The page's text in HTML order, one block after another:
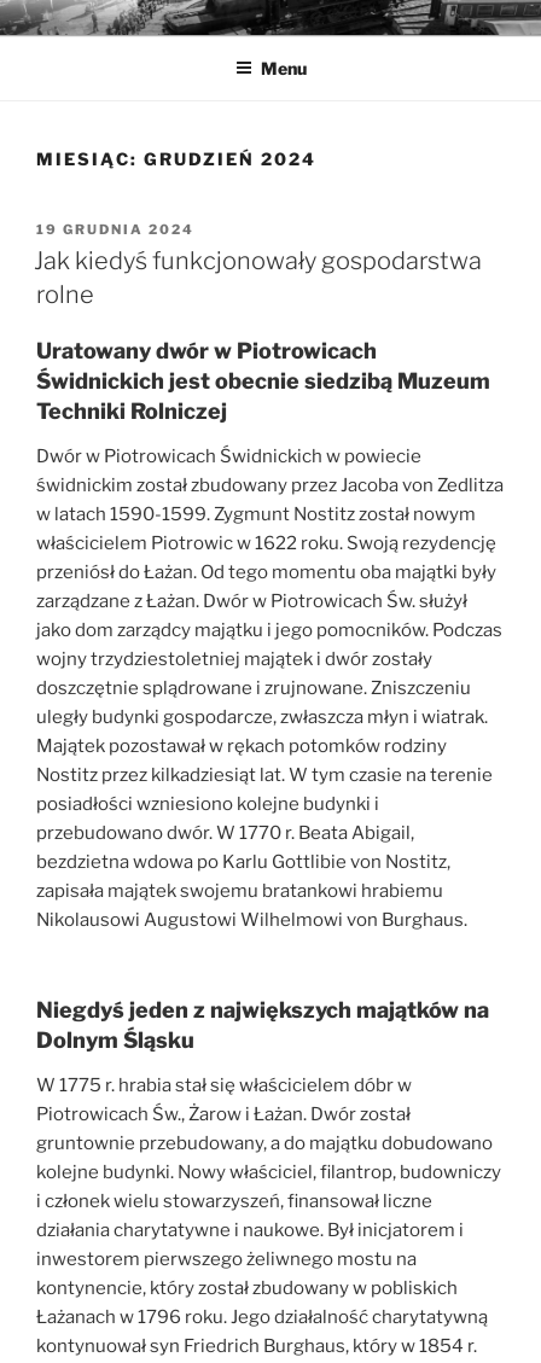
Przejdź
do
MUZEA TECHNIKI
Ochrona zabytków techniki
Menu
MIESIĄC: GRUDZIEŃ 2024
OPUBLIKOWANE
W
19 GRUDNIA 2024
Jak kiedyś funkcjonowały gospodarstwa
rolne
Uratowany dwór w Piotrowicach
Świdnickich jest obecnie siedzibą Muzeum
Techniki Rolniczej
Dwór w Piotrowicach Świdnickich w powiecie
świdnickim został zbudowany przez Jacoba von Zedlitza
w latach 1590-1599. Zygmunt Nostitz został nowym
właścicielem Piotrowic w 1622 roku. Swoją rezydencję
przeniósł do Łażan. Od tego momentu oba majątki były
zarządzane z Łażan. Dwór w Piotrowicach Św. służył
jako dom zarządcy majątku i jego pomocników. Podczas
wojny trzydziestoletniej majątek i dwór zostały
doszczętnie splądrowane i zrujnowane. Zniszczeniu
uległy budynki gospodarcze, zwłaszcza młyn i wiatrak.
Majątek pozostawał w rękach potomków rodziny
Nostitz przez kilkadziesiąt lat. W tym czasie na terenie
posiadłości wzniesiono kolejne budynki i
przebudowano dwór. W 1770 r. Beata Abigail,
bezdzietna wdowa po Karlu Gottlibie von Nostitz,
zapisała majątek swojemu bratankowi hrabiemu
Nikolausowi Augustowi Wilhelmowi von Burghaus.
Niegdyś jeden z największych majątków na
Dolnym Śląsku
W 1775 r. hrabia stał się właścicielem dóbr w
Piotrowicach Św., Żarow i Łażan. Dwór został
gruntownie przebudowany, a do majątku dobudowano
kolejne budynki. Nowy właściciel, filantrop, budowniczy
i członek wielu stowarzyszeń, finansował liczne
działania charytatywne i naukowe. Był inicjatorem i
inwestorem pierwszego żeliwnego mostu na
kontynencie, który został zbudowany w pobliskich
Łażanach w 1796 roku. Jego działalność charytatywną
kontynuował syn Friedrich Burghaus, który w 1854 r.